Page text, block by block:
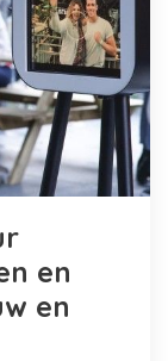
en
en